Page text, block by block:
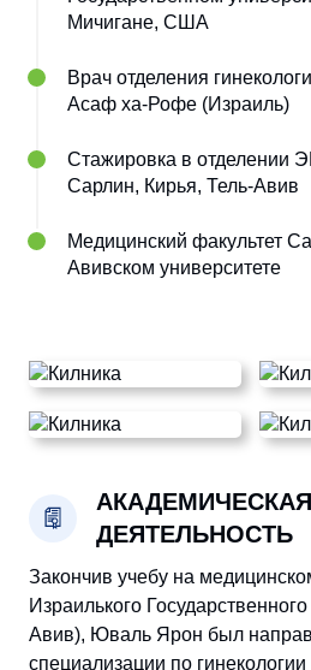
Мичигане, США
Врач отделения
Асаф ха-Рофе (Израиль)
Стажировка в отделении
Сарлин, Кирья, Тель-Авив
Медицинский факультет
Авивском университете
ДЕЯТЕЛЬНОСТЬ
Закончив учебу на
Израилького
Авив), Юваль Ярон был
специализации по